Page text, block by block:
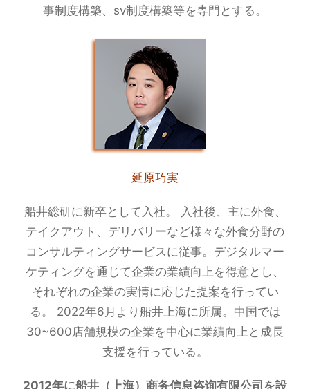
事制度構築、sv制度構築等を専門とする。
延原巧実
船井総研に新卒として入社。 入社後、主に外食、
テイクアウト、デリバリーなど様々な外食分野の
コンサルティングサービスに従事。デジタルマー
ケティングを通じて企業の業績向上を得意とし、
それぞれの企業の実情に応じた提案を行ってい
る。 2022年6月より船井上海に所属。中国では
30~600店舗規模の企業を中心に業績向上と成長
支援を行っている。
2012年に船井（上海）商务信息咨询有限公司を設